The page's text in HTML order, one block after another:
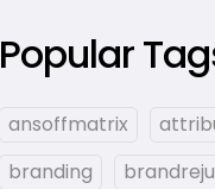
Popular
ansoffmatrix
branding